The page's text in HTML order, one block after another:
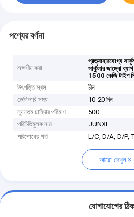
পণ্যের বর্ণনা
লক্ষণীয় করা
প্রত্যাহারযোগ্য
সার্কুলার জাম্বো ব্যাগ
1500 কেজি টাইপ
উৎপত্তি স্থল
চীন
ডেলিভারি সময়
10-20 দিন
ন্যূনতম চাহিদার পরিমাণ
500
পরিচিতিমুলক নাম
JUNXI
পরিশোধের শর্ত
L/C, D/A, D/P,
আরো দেখুন
যোগাযোগের